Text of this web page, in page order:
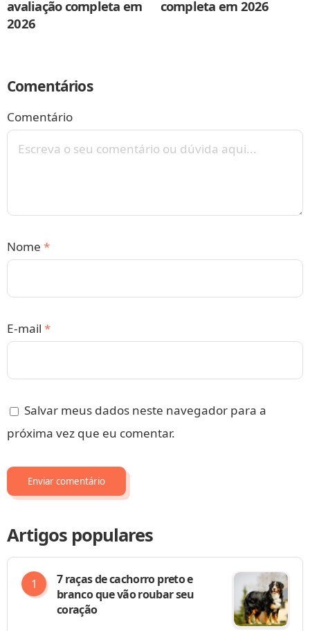
avaliação completa em
2026
completa em 2026
Comentários
Comentário
Nome *
E-mail *
Salvar meus dados neste navegador para a
próxima vez que eu comentar.
Artigos populares
7 raças de cachorro preto e
branco que vão roubar seu
coração